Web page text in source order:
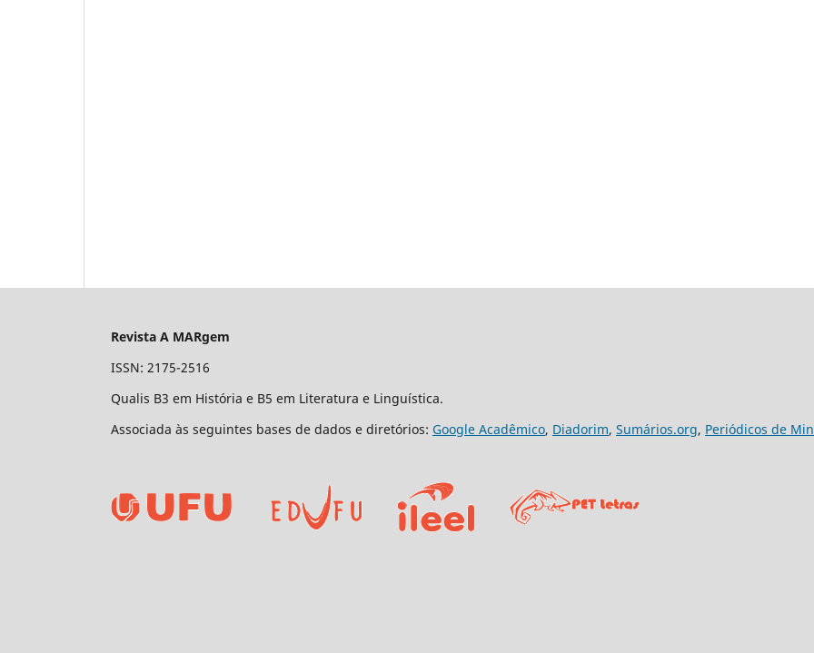
Revista A MARgem
ISSN: 2175-2516
Qualis B3 em História e B5 em Literatura e Linguística.
Associada às seguintes bases de dados e diretórios: Google Acadêmico, Diadorim, Sumários.org, Periódicos de